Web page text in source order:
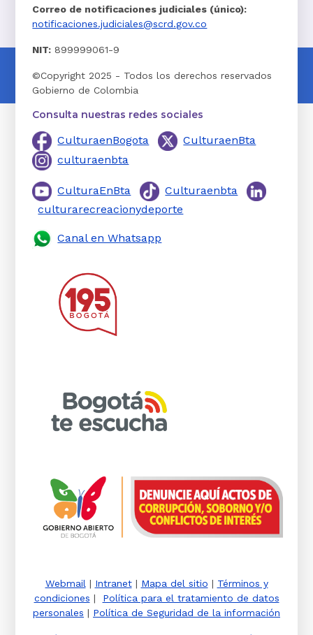
Correo de notificaciones judiciales (único):
notificaciones.judiciales@scrd.gov.co
NIT: 899999061-9
©Copyright 2025 - Todos los derechos reservados
Gobierno de Colombia
Consulta nuestras redes sociales
CulturaenBogota
CulturaenBta
culturaenbta
CulturaEnBta
Culturaenbta
culturarecreacionydeporte
Canal en Whatsapp
Webmail | Intranet| Mapa del sitio | Términos y
condiciones | Política para el tratamiento de datos
personales | Política de Seguridad de la información